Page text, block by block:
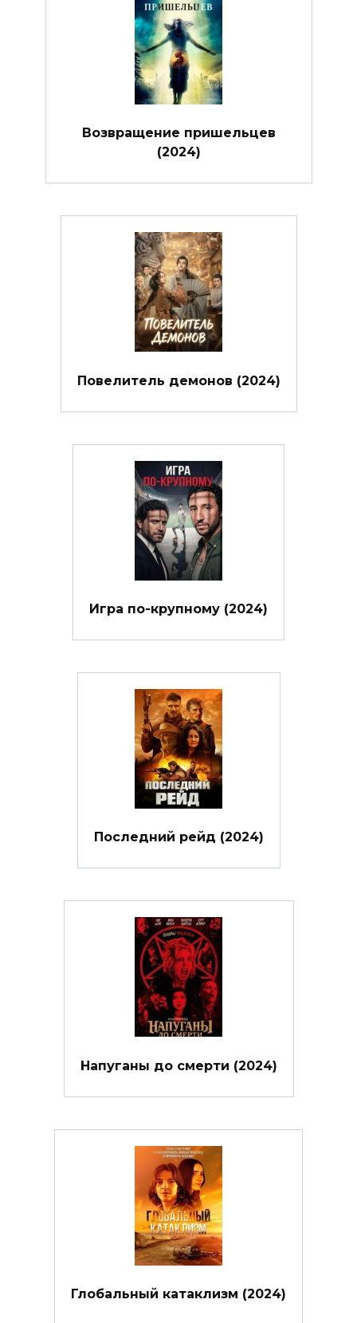
Возвращение пришельцев
(2024)
Повелитель демонов (2024)
Игра по-крупному (2024)
Последний рейд (2024)
Напуганы до смерти (2024)
Глобальный катаклизм (2024)